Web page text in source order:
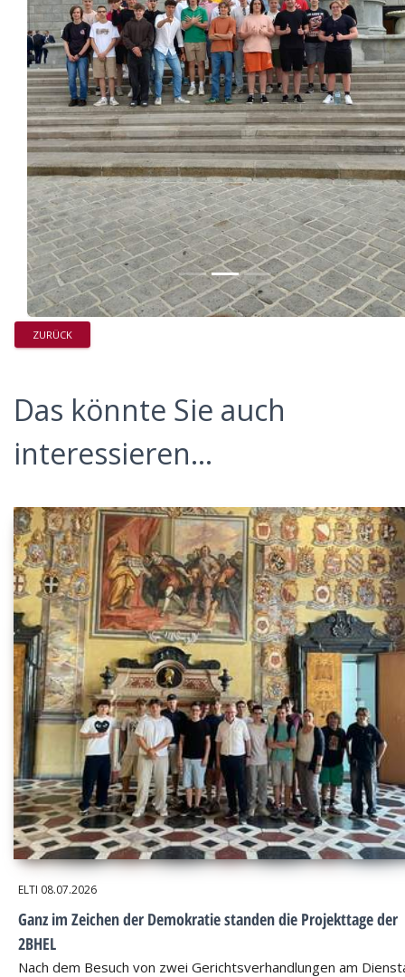
ZURÜCK
Das könnte Sie auch
interessieren...
ELTI 08.07.2026
Ganz im Zeichen der Demokratie standen die Projekttage der
2BHEL
Nach dem Besuch von zwei Gerichtsverhandlungen am